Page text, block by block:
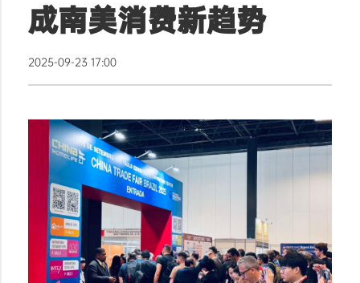
成南美消费新趋势
2025-09-23 17:00